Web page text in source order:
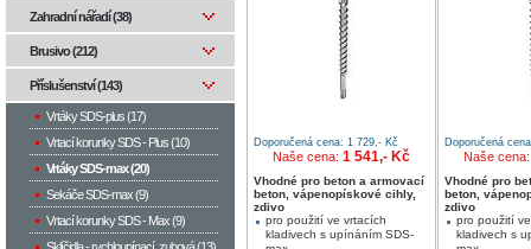
Doporučená cena: 1 729,- Kč
Naše cena: 1 541,- Kč
Vhodné pro beton a armovací
beton, vápenopískové cihly,
zdivo
pro použití ve vrtacích
kladivech s upínáním SDS-
Doporučená
Naše
Vhodné pro
beton,
zdivo
pro použití
kladivech s
Zahradní nářadí (38)
Brusivo (212)
Příslušenství (143)
Vrtáky SDS-plus (17)
Vrtací korunky SDS - Plus (10)
Vrtáky SDS-max (20)
Sekáče SDS-max (9)
Vrtací korunky SDS - Max (9)